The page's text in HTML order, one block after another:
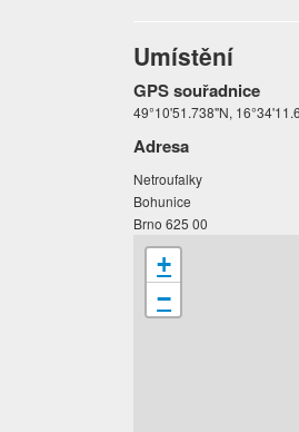
Umístění
GPS souřadnice
49°10'51.738"N,
Adresa
Netroufalky
Bohunice
Brno 625 00
+
−